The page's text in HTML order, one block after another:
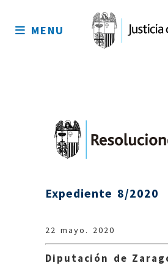
sitio
MENU
Expediente 8/2020
22 mayo. 2020
Diputación de